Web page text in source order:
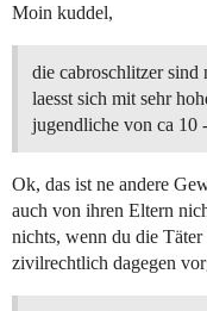
Moin kuddel,
die cabroschlitzer sind
laesst sich mit sehr
jugendliche von ca 10
Ok, das ist ne andere
auch von ihren Eltern
nichts, wenn du die
zivilrechtlich dagegen